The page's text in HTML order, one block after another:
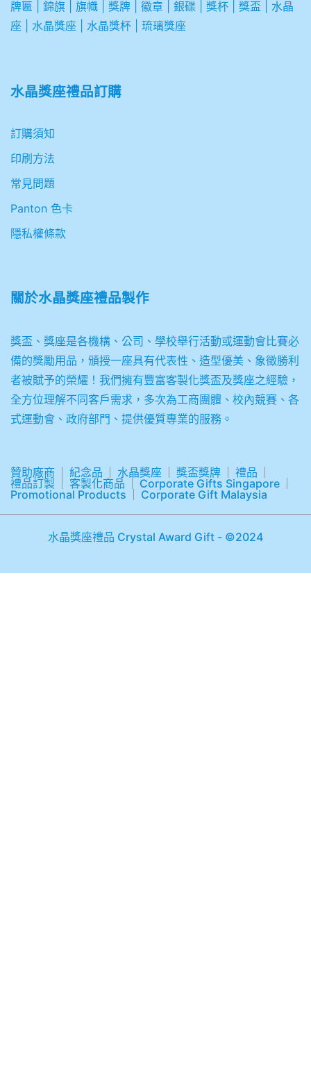
牌匾 錦旗 旗幟 獎牌 徽章 銀碟 獎杯 獎盃
水晶
座
水晶獎座 水晶獎杯 琉璃獎座
水晶獎座禮品訂購
訂購須知
印刷方法
常見問題
Panton 色卡
隱私權條款
關於水晶獎座禮品製作
獎盃、獎座是各機構、公司、學校舉行活動或運動會比賽必
備的獎勵用品，頒授一座具有代表性、造型優美、象徵勝利
者被賦予的榮耀！我們擁有豐富客製化獎盃及獎座之經驗，
全方位理解不同客戶需求，多次為工商團體、校內競賽、各
式運動會、政府部門、提供優質專業的服務。
贊助廠商 紀念品 水晶獎座 獎盃獎牌
禮品
禮品訂製
客製化商品
Corporate Gifts Singapore
Promotional Products
Corporate Gift Malaysia
水晶獎座禮品 Crystal Award Gift - ©2024